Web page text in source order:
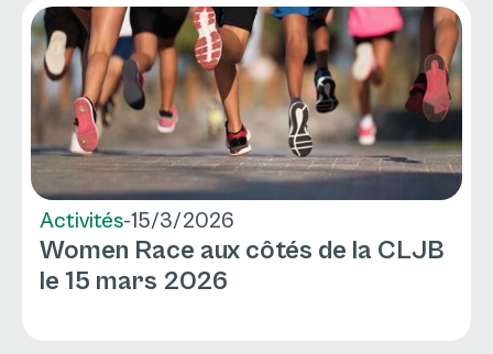
Activités-15/3/2026
Women Race aux côtés de la CLJB
le 15 mars 2026